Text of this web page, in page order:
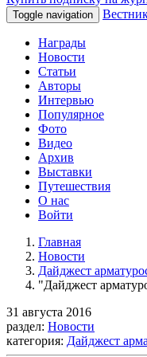
Toggle navigation
Награды
Новости
Статьи
Авторы
Интервью
Популярное
Фото
Видео
Архив
Выставки
Путешествия
О нас
Войти
Главная
Новости
Дайджест
"Дайджест
31 августа 2016
раздел: Новости
категория: Дайджест